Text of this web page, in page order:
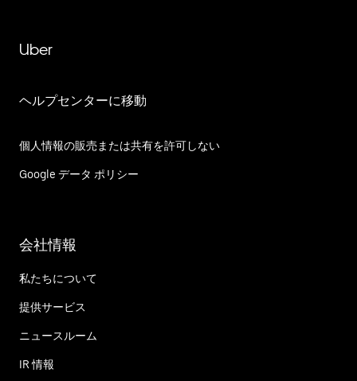
Uber
ヘルプセンターに移動
個人情報の販売または共有を許可しない
Google データ ポリシー
会社情報
私たちについて
提供サービス
ニュースルーム
IR 情報